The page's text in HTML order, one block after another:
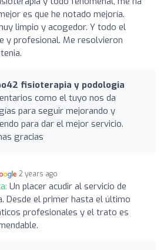
es que he notado mejoría.
limpio y acogedor. Y todo el
y profesional. Me resolvieron
fisioterapia y podologia
como el tuyo nos da
para seguir mejorando y
para dar el mejor servicio.
gracias
2 years ago
Un placer acudir al servicio de
Desde el primer hasta el último
profesionales y el trato es